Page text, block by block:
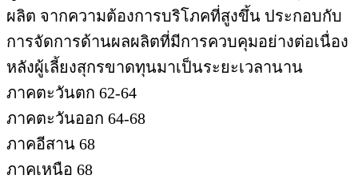
ผลิต จากความต้องการบริโภคที่สูงขึ้น ประกอบกับ
การจัดการด้านผลผลิตที่มีการควบคุมอย่างต่อเนื่อง
หลังผู้เลี้ยงสุกรขาดทุนมาเป็นระยะเวลานาน
ภาคตะวันตก 62-64
ภาคตะวันออก 64-68
ภาคอีสาน 68
ภาคเหนือ 68